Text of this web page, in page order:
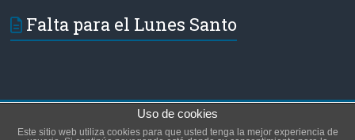
Falta para el Lunes Santo
Hermanos de las Aguas. Todos los derechos reservados.
Tema:Acceleratepor ThemeGrill. Funciona conWordPress.
Uso de cookies
Este sitio web utiliza cookies para que usted tenga la mejor experiencia de